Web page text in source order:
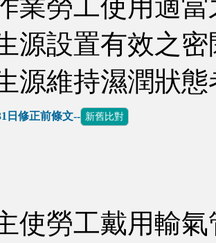
業勞工使用適
源設置有效之
源維持濕潤狀
修正前條文-- 新舊比對
勞工戴用輸氣